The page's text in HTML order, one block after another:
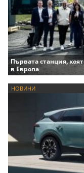
Първата станция,
в Европа
НОВИНИ